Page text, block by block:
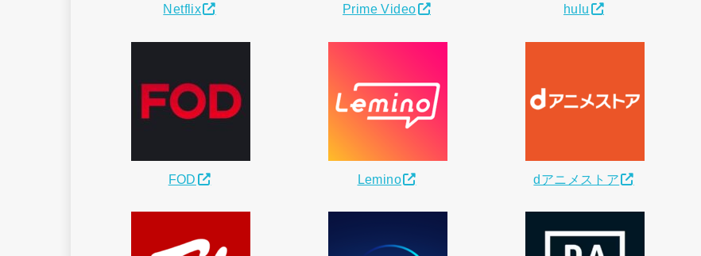
Netflix Prime Video hulu
FOD Lemino dアニメストア